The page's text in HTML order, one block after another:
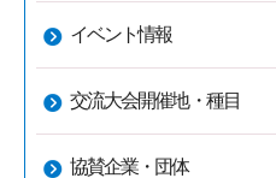
イベント情報
交流大会開催地・種目
協賛企業・団体